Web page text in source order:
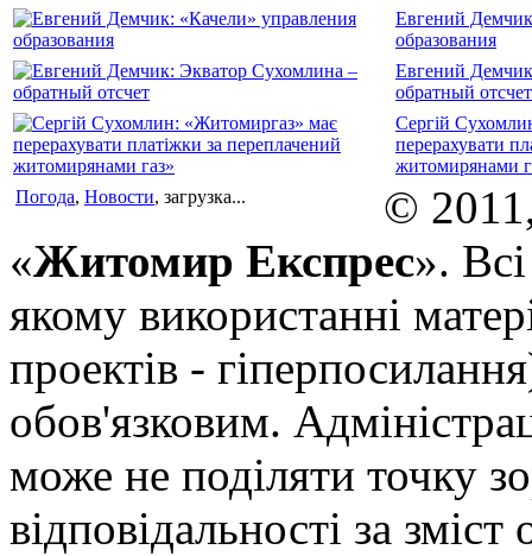
Евгений
образования
Евгений
обратный отсчет
Сергій
перерахувати
житомирянами
Погода, Новости, загрузка...
©
«Житомир Експрес».
якому використанні
проектів -
обов'язковим.
може не поділяти точку
відповідальності за